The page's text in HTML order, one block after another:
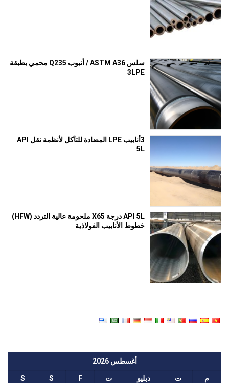
سلس ASTM A36 / أنبوب Q235 محمي بطبقة
3LPE
3أنابيب LPE المضادة للتآكل لأنظمة نقل API
5L
API 5L درجة X65 ملحومة عالية التردد (HFW)
خطوط الأنابيب الفولاذية
أغسطس 2026
م ت دبليو ت F
S
S